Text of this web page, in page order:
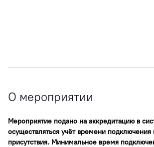
О мероприятии
Мероприятие подано на аккредитацию в
осуществляться учёт времени подключения
присутствия. Минимальное время